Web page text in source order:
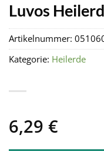
Luvos
6,29 €
Artikelnummer:
Kategorie: Heilerde